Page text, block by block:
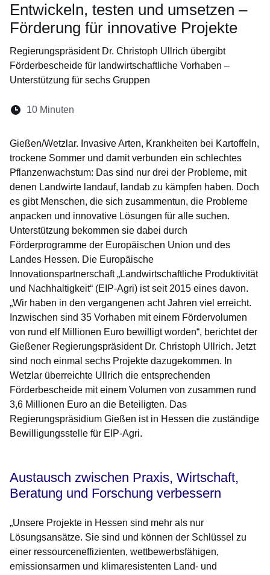
Entwickeln, testen und umsetzen –
Förderung für innovative Projekte
Regierungspräsident Dr. Christoph Ullrich übergibt
Förderbescheide für landwirtschaftliche Vorhaben –
Unterstützung für sechs Gruppen
Lesedauer:
10 Minuten
Gießen/Wetzlar. Invasive Arten, Krankheiten bei Kartoffeln,
trockene Sommer und damit verbunden ein schlechtes
Pflanzenwachstum: Das sind nur drei der Probleme, mit
denen Landwirte landauf, landab zu kämpfen haben. Doch
es gibt Menschen, die sich zusammentun, die Probleme
anpacken und innovative Lösungen für alle suchen.
Unterstützung bekommen sie dabei durch
Förderprogramme der Europäischen Union und des
Landes Hessen. Die Europäische
Innovationspartnerschaft „Landwirtschaftliche Produktivität
und Nachhaltigkeit“ (EIP-Agri) ist seit 2015 eines davon.
„Wir haben in den vergangenen acht Jahren viel erreicht.
Inzwischen sind 35 Vorhaben mit einem Fördervolumen
von rund elf Millionen Euro bewilligt worden“, berichtet der
Gießener Regierungspräsident Dr. Christoph Ullrich. Jetzt
sind noch einmal sechs Projekte dazugekommen. In
Wetzlar überreichte Ullrich die entsprechenden
Förderbescheide mit einem Volumen von zusammen rund
3,6 Millionen Euro an die Beteiligten. Das
Regierungspräsidium Gießen ist in Hessen die zuständige
Bewilligungsstelle für EIP-Agri.
Austausch zwischen Praxis, Wirtschaft,
Beratung und Forschung verbessern
„Unsere Projekte in Hessen sind mehr als nur
Lösungsansätze. Sie sind und können der Schlüssel zu
einer ressourceneffizienten, wettbewerbsfähigen,
emissionsarmen und klimaresistenten Land- und